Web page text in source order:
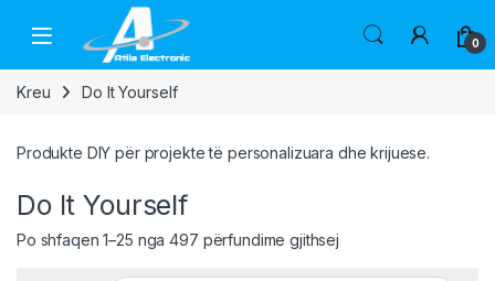
Skip to navigation
Open 0
Kreu Do It Yourself
Produkte DIY për projekte të personalizuara dhe krijuese.
Do It Yourself
Po shfaqen 1–25 nga 497 përfundime gjithsej